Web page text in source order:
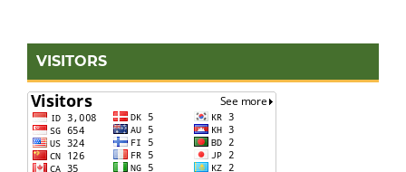
VISITORS